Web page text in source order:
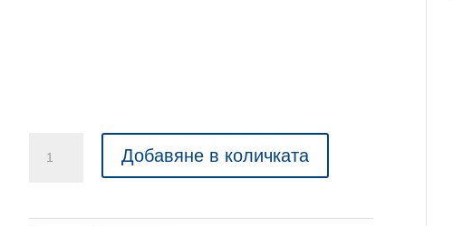
Стол
Добавяне в количката